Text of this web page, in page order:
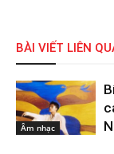
BÀI VIẾT LIÊN
Âm nhạc